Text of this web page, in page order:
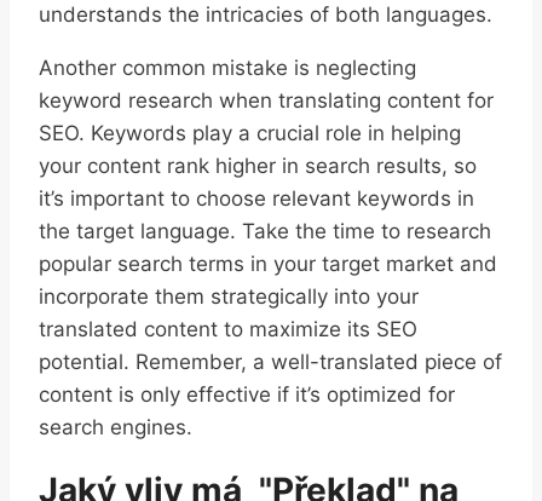
understands the intricacies of both languages.
Another common mistake is neglecting
keyword ​research ⁣when ‌translating content‍ for
SEO. Keywords play a crucial ‌role in helping⁣
your content rank higher in search results, so
it’s important ⁤to‌ choose ‍relevant‌ keywords in
the target language. Take the time to research
popular​ search​ terms in your target market and
incorporate‌ them strategically‌ into‌ your
translated content to maximize its SEO
potential. Remember, a well-translated⁣ piece of
content ⁢is only effective if ‌it’s optimized for⁤
search engines.
Jaký vliv‌ má ⁣ "Překlad" ⁤na